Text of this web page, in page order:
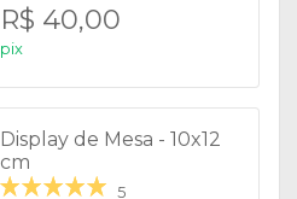
R$ 40,00
pix
Display de Mesa - 10x12
cm
5